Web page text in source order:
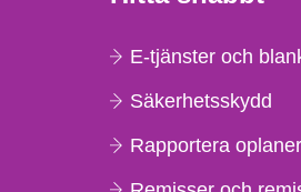
E-tjänster och
Säkerhetsskydd
Rapportera